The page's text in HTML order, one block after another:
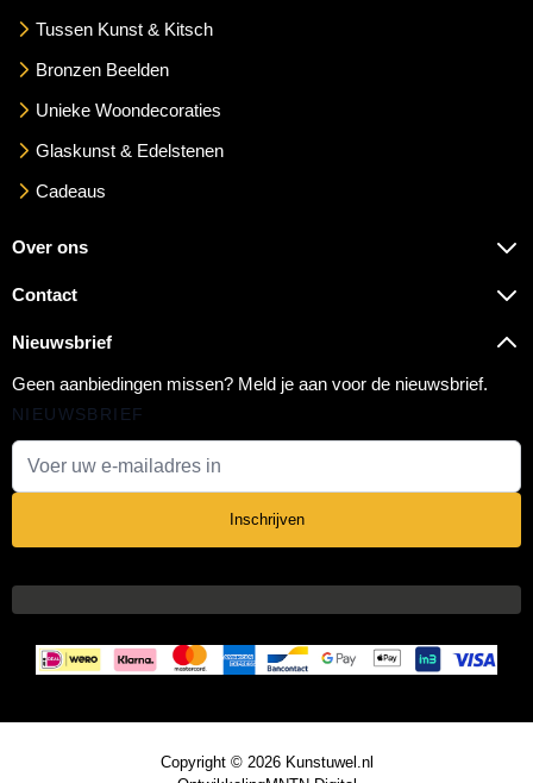
Tussen Kunst & Kitsch
Bronzen Beelden
Unieke Woondecoraties
Glaskunst & Edelstenen
Cadeaus
Over ons
Contact
Nieuwsbrief
Geen aanbiedingen missen? Meld je aan voor de nieuwsbrief.
NIEUWSBRIEF
Inschrijven
Copyright © 2026 Kunstuwel.nl